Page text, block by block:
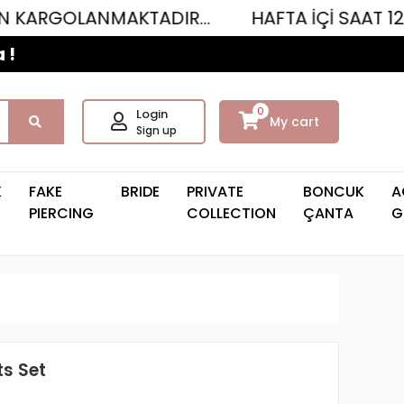
HAFTA İÇİ SAAT 12.00'YE
!
Login
Sign up
0
My cart
FAKE
PIERCING
BRIDE
PRIVATE
COLLECTION
BONCUK
ÇANTA
Set